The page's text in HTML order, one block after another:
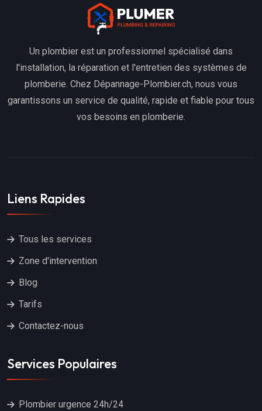
Un plombier est un professionnel spécialisé dans
l'installation, la réparation et l'entretien des systèmes de
plomberie. Chez Dépannage-Plombier.ch, nous vous
garantissons un service de qualité, rapide et fiable pour tous
vos besoins en plomberie.
Liens Rapides
Tous les services
Zone d'intervention
Blog
Tarifs
Contactez-nous
Services Populaires
Plombier urgence 24h/24